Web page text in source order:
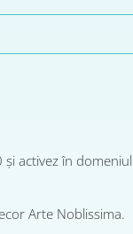
activez în domeniul
Arte Noblissima.